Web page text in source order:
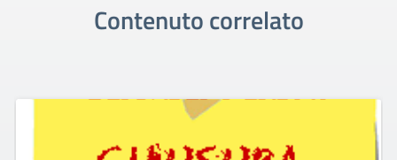
Contenuto correlato